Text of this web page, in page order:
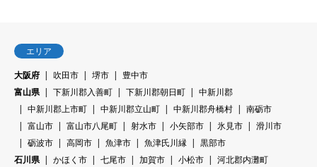
エリア
大阪府
吹田市 堺市
豊中市
富山県
下新川郡入善町 下新川郡朝日町
中新川郡
中新川郡上市町
中新川郡立山町 中新川郡舟橋村
南砺市
富山市
富山市八尾町 射水市 小矢部市 氷見市
滑川市
砺波市
高岡市 魚津市 魚津氏川縁
黒部市
石川県
かほく市 七尾市 加賀市 小松市
河北郡内灘町